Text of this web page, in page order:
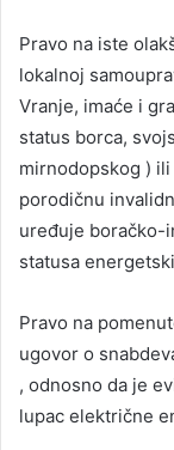
Pravo na iste
lokalnoj
Vranje, imaće i
status borca,
mirnodopskog )
porodičnu
uređuje boračko-
statusa
Pravo na
ugovor o
, odnosno da je
lupac električne